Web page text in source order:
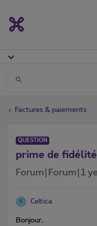
Factures & paiements
QUESTION
prime de fidélité
Forum|Forum|1
C Celtica
Bonjour,